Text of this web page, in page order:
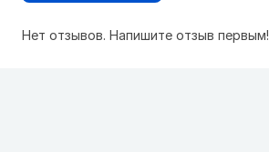
Нет отзывов. Напишите отзыв первым!